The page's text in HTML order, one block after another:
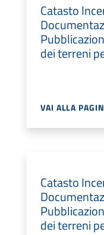
Catasto
dei terreni
VAI ALLA
Catasto
dei terreni